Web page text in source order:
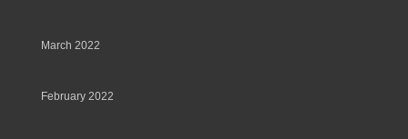
March 2022
February 2022